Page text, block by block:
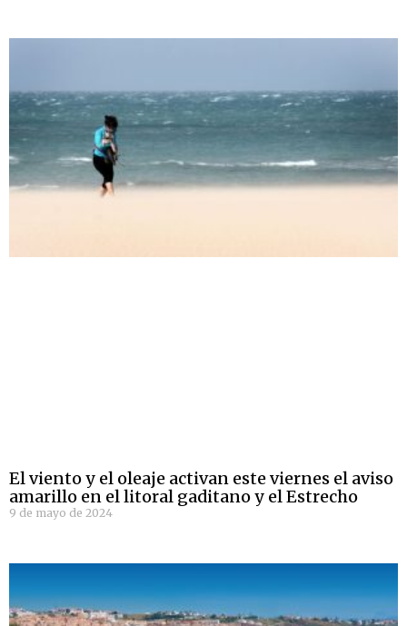
El viento y el oleaje activan este viernes el aviso
amarillo en el litoral gaditano y el Estrecho
9 de mayo de 2024